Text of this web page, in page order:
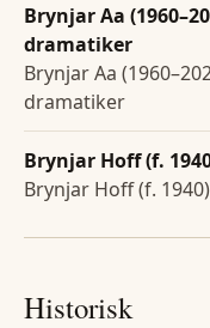
Brynjar Aa
dramatiker
Brynjar Aa
dramatiker
Brynjar Hoff (f.
Brynjar Hoff (f.
Historisk